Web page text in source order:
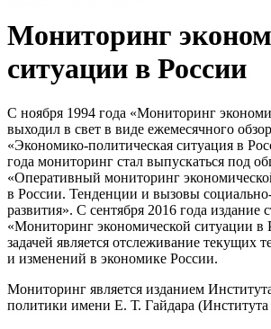
Мониторинг
ситуации в России
С ноября 1994 года «Мониторинг
выходил в свет в виде ежемесячного
«Экономико-политическая ситуация в
года мониторинг стал выпускаться под
«Оперативный мониторинг
в России. Тенденции и вызовы
развития». С сентября 2016 года издание
«Мониторинг экономической ситуации в
задачей является отслеживание текущих
и изменений в экономике России.
Мониторинг является изданием
политики имени Е. Т. Гайдара (Института